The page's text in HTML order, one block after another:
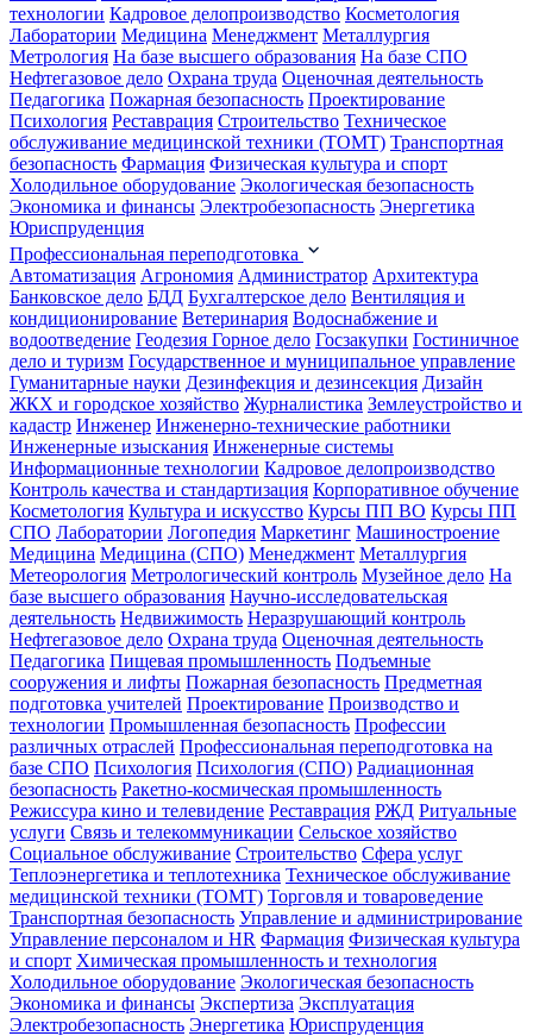
технологии Кадровое делопроизводство Косметология
Лаборатории Медицина Менеджмент Металлургия
Метрология На базе высшего образования На базе СПО
Нефтегазовое дело Охрана труда Оценочная деятельность
Педагогика Пожарная безопасность Проектирование
Психология Реставрация Строительство Техническое
обслуживание медицинской техники (ТОМТ) Транспортная
безопасность Фармация Физическая культура и спорт
Холодильное оборудование Экологическая безопасность
Экономика и финансы Электробезопасность Энергетика
Юриспруденция
Профессиональная переподготовка
Автоматизация Агрономия Администратор Архитектура
Банковское дело БДД Бухгалтерское дело Вентиляция и
кондиционирование Ветеринария Водоснабжение и
водоотведение Геодезия Горное дело Госзакупки Гостиничное
дело и туризм Государственное и муниципальное управление
Гуманитарные науки Дезинфекция и дезинсекция Дизайн
ЖКХ и городское хозяйство Журналистика Землеустройство и
кадастр Инженер Инженерно-технические работники
Инженерные изыскания Инженерные системы
Информационные технологии Кадровое делопроизводство
Контроль качества и стандартизация Корпоративное обучение
Косметология Культура и искусство Курсы ПП ВО Курсы ПП
СПО Лаборатории Логопедия Маркетинг Машиностроение
Медицина Медицина (СПО) Менеджмент Металлургия
Метеорология Метрологический контроль Музейное дело На
базе высшего образования Научно-исследовательская
деятельность Недвижимость Неразрушающий контроль
Нефтегазовое дело Охрана труда Оценочная деятельность
Педагогика Пищевая промышленность Подъемные
сооружения и лифты Пожарная безопасность Предметная
подготовка учителей Проектирование Производство и
технологии Промышленная безопасность Профессии
различных отраслей Профессиональная переподготовка на
базе СПО Психология Психология (СПО) Радиационная
безопасность Ракетно-космическая промышленность
Режиссура кино и телевидение Реставрация РЖД Ритуальные
услуги Связь и телекоммуникации Сельское хозяйство
Социальное обслуживание Строительство Сфера услуг
Теплоэнергетика и теплотехника Техническое обслуживание
медицинской техники (ТОМТ) Торговля и товароведение
Транспортная безопасность Управление и администрирование
Управление персоналом и HR Фармация Физическая культура
и спорт Химическая промышленность и технология
Холодильное оборудование Экологическая безопасность
Экономика и финансы Экспертиза Эксплуатация
Электробезопасность Энергетика Юриспруденция